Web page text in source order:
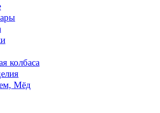
колбаса
Мёд